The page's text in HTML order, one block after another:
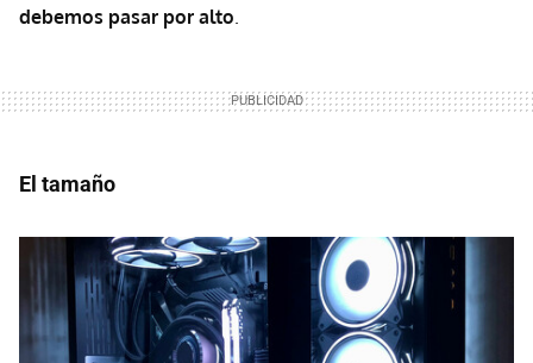
debemos pasar por alto.
El tamaño